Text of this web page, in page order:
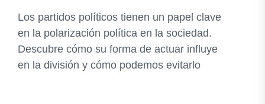
Los partidos políticos tienen un papel clave
en la polarización política en la sociedad.
Descubre cómo su forma de actuar influye
en la división y cómo podemos evitarlo